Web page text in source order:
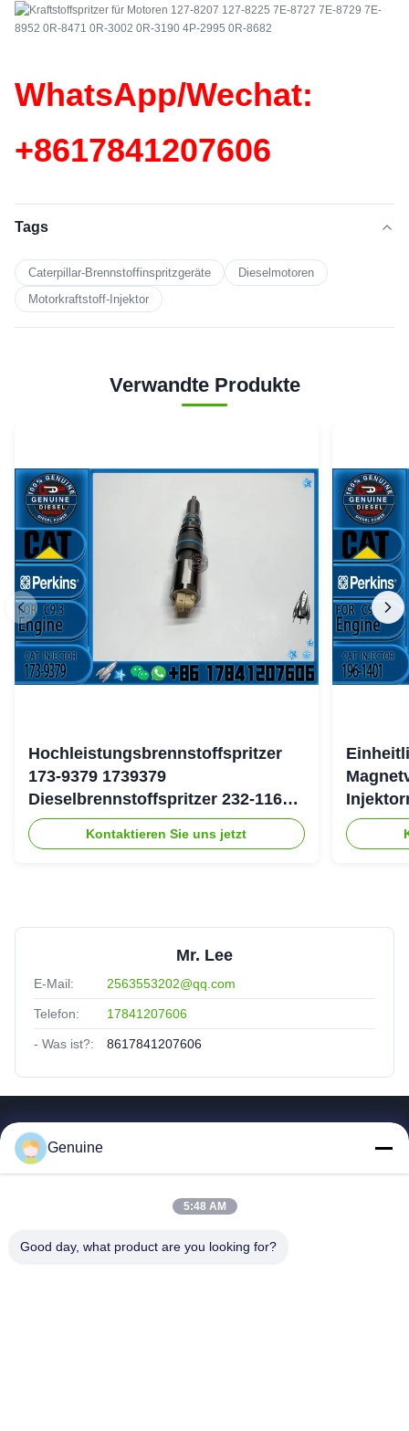
WhatsApp/Wechat:
+8617841207606
Tags
Caterpillar-Brennstoffinspritzgeräte
Dieselmotoren
Motorkraftstoff-Injektor
Verwandte Produkte
Hochleistungsbrennstoffspritzer
173-9379 1739379
Dieselbrennstoffspritzer 232-1167
2321167 für Caterpillar 3126 Motor
Kontaktieren Sie uns jetzt
4754
Mr. Lee
E-Mail: 2563553202@qq.com
Telefon: 17841207606
- Was ist?: 8617841207606
Über Uns
Qualitätskontrolle
Genuine
5:48 AM
Good day, what product are you looking for?